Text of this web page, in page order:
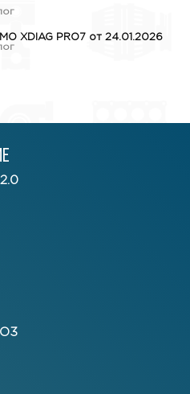
XDIAG PRO7 от 24.01.2026